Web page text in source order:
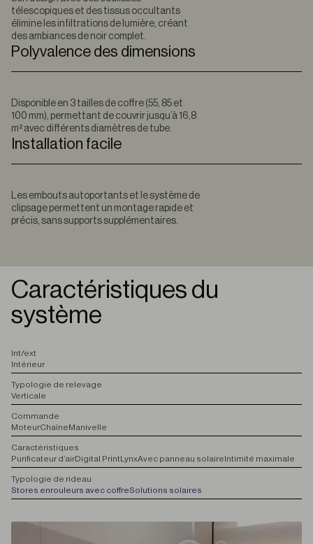
télescopiques et des tissus occultants
élimine les infiltrations de lumière, créant
des ambiances de noir complet.
Polyvalence des dimensions
Disponible en 3 tailles de coffre (55, 85 et
100 mm), permettant de couvrir jusqu’à 16,8
m² avec différents diamètres de tube.
Installation facile
Les embouts autoportants et le système de
clipsage permettent un montage rapide et
précis, sans supports supplémentaires.
Caractéristiques du
système
Int/ext
Intérieur
Typologie de relevage
Verticale
Commande
MoteurChaîneManivelle
Caractéristiques
Purificateur d’airDigital PrintLynxAvec panneau solaireIntimité maximale
Typologie de rideau
Stores enrouleurs avec coffreSolutions solaires